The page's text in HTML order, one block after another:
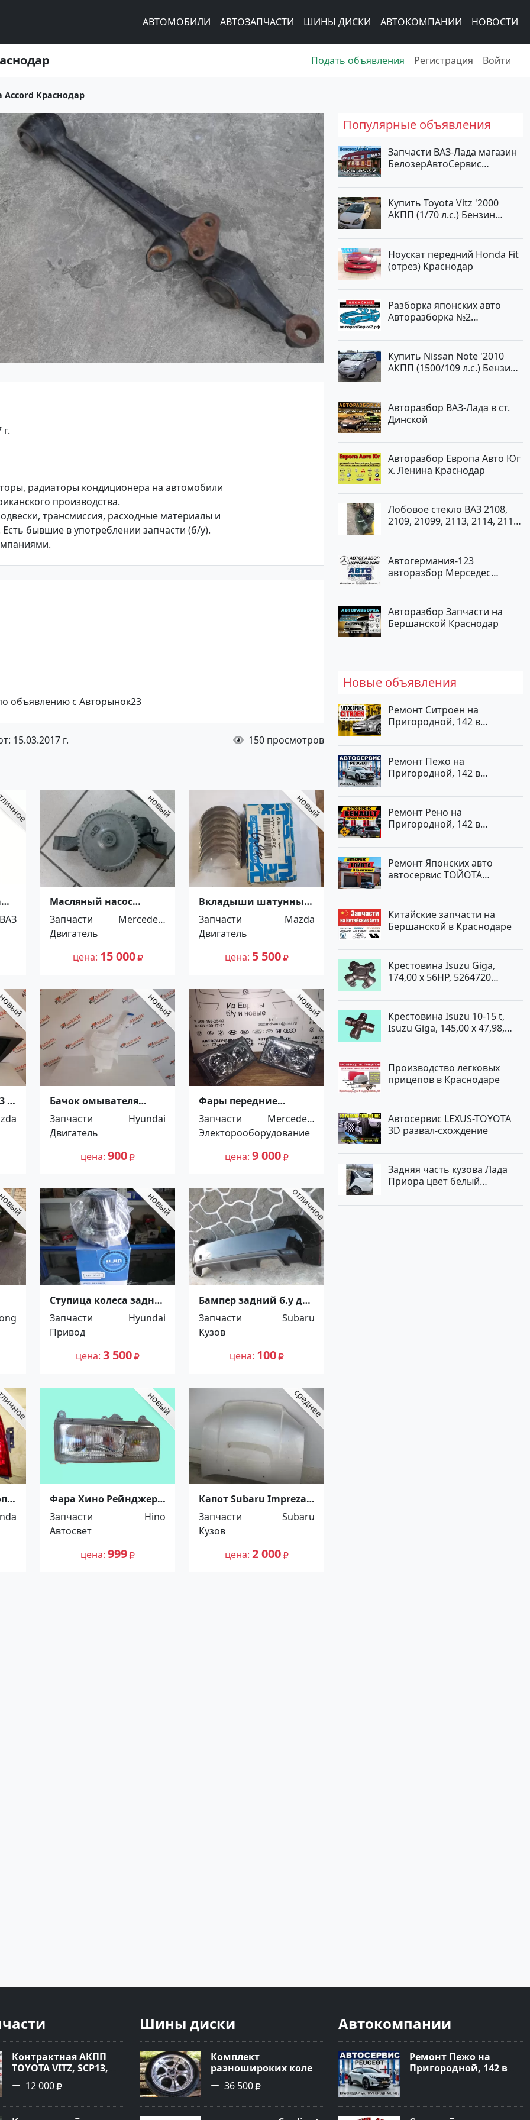
АВТОМОБИЛИ АВТОЗАПЧАСТИ ШИНЫ ДИСКИ АВТОКОМПАНИИ НОВОСТИ
Подать объявления Регистрация Войти
Краснодар
радиаторы кондиционера на автомобили
производства.
трансмиссия, расходные материалы и
бывшие в употреблении запчасти (б/у).
объявлению с Авторынок23
15.03.2017 г. 150 просмотров
ВАЗ
Масляный насос
Mercedes MAN
Краснодар
Запчасти
Mercedes-
Двигатель
цена 15 000
Вкладыши шатунные
0.50 MAZDA 6
Краснодар
Запчасти
Mazda
Двигатель
цена 5 500
/
Бачок омывателя
HYUNDAI SOLARIS /
ACCENT 10-17 без отв.
под датчик уровня
Запчасти
Hyundai
Двигатель
цена 900
Фары передние
Mercedes W124
Краснодар
Запчасти
Mercedes-
Benz
Электорооборудование
цена 9 000
Ступица колеса задняя
в сборе на Hyundai
Sonata YF/Kia
Sportage/Tucson/
Optima Краснодар
Запчасти
Hyundai
Привод
цена 3 500
Бампер задний б.у для
Subaru Impreza G12
2007 г. Краснодар
Запчасти
Subaru
Кузов
цена 100
Фара Хино Рейнджер,
правая, R, 89-94, Depo
Краснодар
Запчасти
Hino
Автосвет
цена 999
Капот Subaru Impreza
2002-2005 год в
Краснодаре Краснодар
Запчасти
Subaru
Кузов
цена 2 000
Популярные объявления
Запчасти ВАЗ-Лада магазин
БелозерАвтоСервис
Купить Toyota Vitz '2000
АКПП (1/70 л.с.) Бензин
Белый Хетчбэк по цене
194000 рублей, объявление
№15521 на сайте
Авторынок23
Ноускат передний Honda Fit
(отрез) Краснодар
Разборка японских авто
Авторазборка №2
Купить Nissan Note '2010
АКПП (1500/109 л.с.) Бензин
ЛАВАНДА Хетчбэк по цене
419000 рублей, объявление
№1457 на сайте
Авторынок23
Авторазбор ВАЗ-Лада в ст.
Динской
Авторазбор Европа Авто Юг
х. Ленина Краснодар
Лобовое стекло ВАЗ 2108,
2109, 21099, 2113, 2114, 2115
Автогермания-123
авторазбор Мерседес
Авторазбор Запчасти на
Бершанской Краснодар
Новые объявления
Ремонт Ситроен на
Пригородной, 142 в
Ремонт Пежо на
Пригородной, 142 в
Ремонт Рено на
Пригородной, 142 в
Ремонт Японских авто
автосервис ТОЙОТА
Китайские запчасти на
Бершанской в Краснодаре
Крестовина Isuzu Giga,
174,00 x 56HP, 5264720
Крестовина Isuzu 10-15 t,
Isuzu Giga, 145,00 x 47,98,
Производство легковых
прицепов в Краснодаре
Автосервис LEXUS-TOYOTA
3D развал-схождение
Задняя часть кузова Лада
Приора цвет белый
Контрактная АКПП
TOYOTA VITZ, SCP13,
2SZ-FE, K410-11A Ростов
12 000
Шины диски
Комплект
разношироких колес
R-18 хром Краснодар
36 500
Автокомпании
Ремонт Пежо на
Пригородной, 142 в